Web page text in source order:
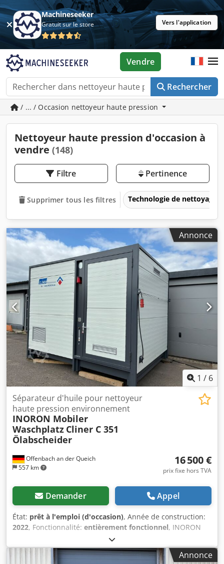
Machineseeker
Gratuit sur le store Vers l'application
Rechercher
Vendre
/ ... / Occasion nettoyeur haute pression
Nettoyeur haute pression d'occasion à
vendre (148)
Filtre Pertinence
Supprimer tous les filtres Technologie de nettoyage
Annonce
1 / 6
Offenbach an der Queich
557 km
Séparateur d'huile pour nettoyeur
haute pression environnement
INORON Mobiler
Waschplatz Cliner C 351
Ölabscheider
16 500 €
prix fixe hors TVA
Demander Appel
État: prêt à l'emploi (d'occasion), Année de construction:
2022, Fonctionnalité: entièrement fonctionnel, INORON
CLINER C 351 Station de lavage mobile avec séparateur
d'huile et nettoyeur haute pression Complètement
autonome, ne nécessitant aucune autorisation, pour le
Annonce